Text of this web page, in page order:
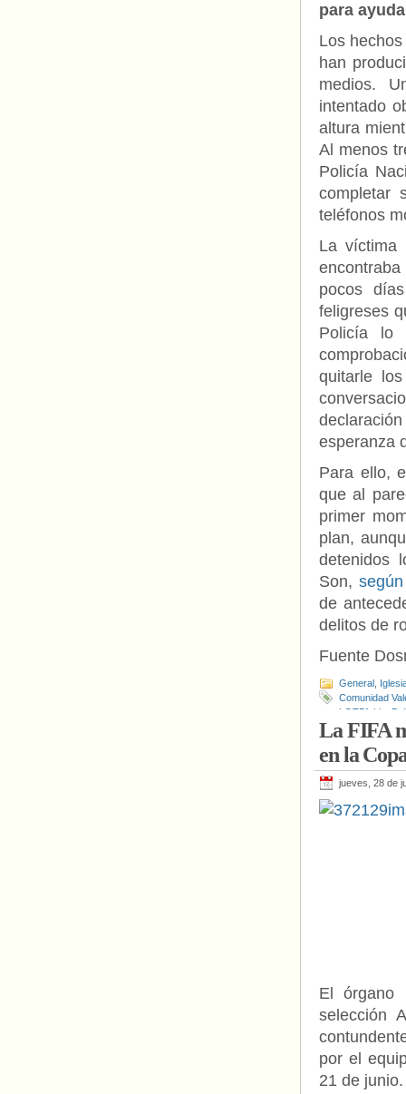
para
Los
han
medios.
intentado
altura
Al menos
Policía
completar
teléfonos
La víctima
pocos
feligreses
Policía lo
quitarle
esperanza
Para ello,
que al
primer
plan,
detenidos
Son,
de
delitos de
Fuente
General
Comunidad
LGTBfobia
La FIFA
en la
jueves, 28 de
El órgano
selección
por el
21 de junio.